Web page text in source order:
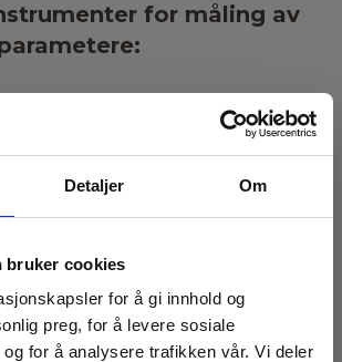
Detaljer Om
bruker cookies
for å gi innhold og
preg, for å levere sosiale
for å analysere trafikken vår. Vi deler
for måling av